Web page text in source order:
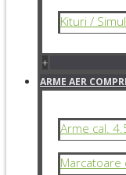
Kituri /
+
ARME AER
Arme cal.
Marcatoare